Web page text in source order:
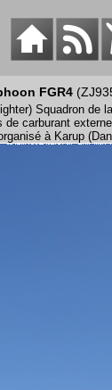
FGR4
Squadron de
de carburant
à Karup